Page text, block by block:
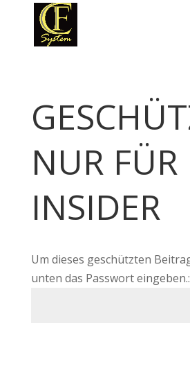
NUR FÜR
INSIDER
Um dieses geschützten
unten das Passwort eingeben.: